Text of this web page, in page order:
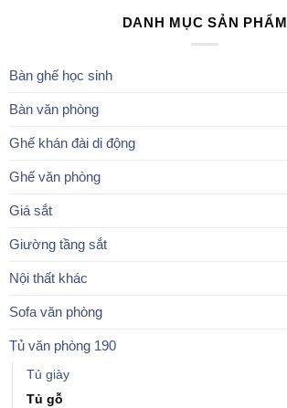
DANH MỤC SẢN PHẨM
Bàn ghế học sinh
Bàn văn phòng
Ghế khán đài di động
Ghế văn phòng
Giá sắt
Giường tầng sắt
Nội thất khác
Sofa văn phòng
Tủ văn phòng 190
Tủ giày
Tủ gỗ